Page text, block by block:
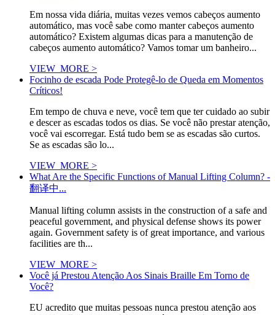
Em nossa vida diária, muitas vezes vemos cabeços aumento
automático, mas você sabe como manter cabeços aumento
automático? Existem algumas dicas para a manutenção de
cabeços aumento automático? Vamos tomar um banheiro...
VIEW_MORE >
Focinho de escada Pode Protegê-lo de Queda em Momentos
Críticos!
Em tempo de chuva e neve, você tem que ter cuidado ao subir
e descer as escadas todos os dias. Se você não prestar atenção,
você vai escorregar. Está tudo bem se as escadas são curtos.
Se as escadas são lo...
VIEW_MORE >
What Are the Specific Functions of Manual Lifting Column? -
翻译中...
Manual lifting column assists in the construction of a safe and
peaceful government, and physical defense shows its power
again. Government safety is of great importance, and various
facilities are th...
VIEW_MORE >
Você já Prestou Atenção Aos Sinais Braille Em Torno de
Você?
EU acredito que muitas pessoas nunca prestou atenção aos